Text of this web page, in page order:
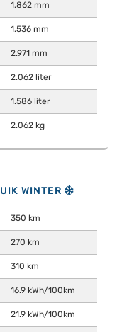
1.862 mm
1.536 mm
2.971 mm
2.062 liter
1.586 liter
2.062 kg
WINTER
350 km
270 km
310 km
16.9 kWh/100km
21.9 kWh/100km